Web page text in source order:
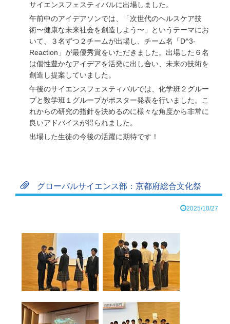
サイエンスフェスティバルに出場しました。
午前中のアイデアソンでは、「次世代のヘルスケア技
術〜健康な未来社会を創造しよう〜」というテーマにお
いて、３名ずつ２チームが出場し、チーム名「D^3-
Reaction 」が最優秀賞をいただきました。出場した６名
は個性豊かなアイデアを活発に出し合い、未来の技術を
創造し提案していました。
午後のサイエンスフェスティバルでは、化学班２グルー
プと数学班１グループがポスター発表を行いました。
こ
れからの研究の指針を決めるのに様々な角度から非常に
良いアドバイスが得られました。
出場した生徒の今後の活躍に期待です！
グローバルサイエンス部：京都府総合文化祭
2025/10/27